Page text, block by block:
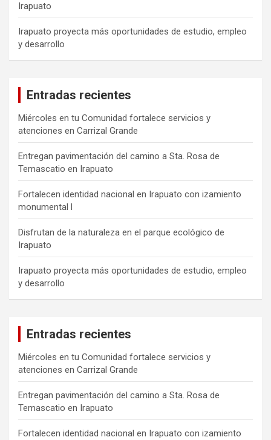
Irapuato
Irapuato proyecta más oportunidades de estudio, empleo
y desarrollo
Entradas recientes
Miércoles en tu Comunidad fortalece servicios y
atenciones en Carrizal Grande
Entregan pavimentación del camino a Sta. Rosa de
Temascatio en Irapuato
Fortalecen identidad nacional en Irapuato con izamiento
monumental l
Disfrutan de la naturaleza en el parque ecológico de
Irapuato
Irapuato proyecta más oportunidades de estudio, empleo
y desarrollo
Entradas recientes
Miércoles en tu Comunidad fortalece servicios y
atenciones en Carrizal Grande
Entregan pavimentación del camino a Sta. Rosa de
Temascatio en Irapuato
Fortalecen identidad nacional en Irapuato con izamiento